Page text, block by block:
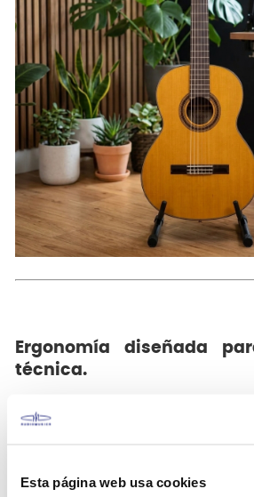
Esta página web usa cookies
Ergonomía diseñada
técnica.
permitiendo que la mano